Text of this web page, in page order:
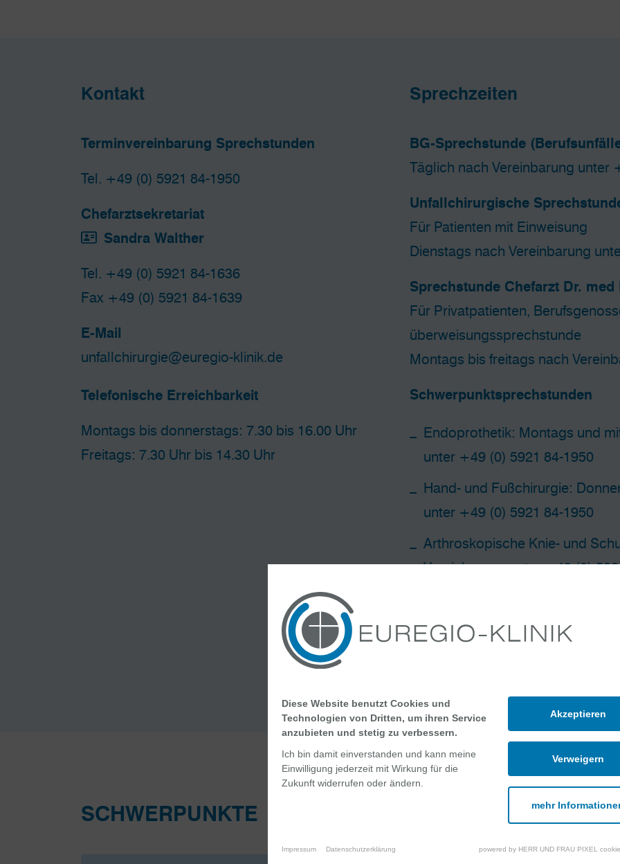
Kontakt
Terminvereinbarung Sprechstunden
Tel. +49 (0) 5921 84-1950
Chefarztsekretariat
Sandra Walther
Tel. +49 (0) 5921 84-1636
Fax +49 (0) 5921 84-1639
E-Mail
unfallchirurgie@euregio-klinik.de
Telefonische Erreichbarkeit
Montags bis donnerstags: 7.30 bis 16.00 Uhr
Freitags: 7.30 Uhr bis 14.30 Uhr
Sprechzeiten
BG-Sprechstunde
Täglich nach Vereinbarung unter
Unfallchirurgische
Für Patienten mit Einweisung
Dienstags nach Vereinbarung
Sprechstunde Chefarzt Dr. med
Für Privatpatienten,
überweisungssprechstunde
Montags bis freitags nach
Schwerpunktsprechstunden
Endoprothetik: Montags und
unter +49 (0) 5921 84-1950
Hand- und Fußchirurgie:
unter +49 (0) 5921 84-1950
Arthroskopische Knie- und
Vereinbarung unter+49 (0)
Kindertraumatologie: Freitags
+49 (0) 5921 84-1950
Sportmedizin: Freitags nach
SCHWERPUNKTE
Diese Website benutzt Cookies und
Technologien von Dritten, um ihren Service
anzubieten und stetig zu verbessern.
Ich bin damit einverstanden und kann meine
Einwilligung jederzeit mit Wirkung für die
Zukunft widerrufen oder ändern.
Akzeptieren
Verweigern
mehr
Impressum Datenschutzerklärung powered by HERR UND FRAU PIXEL